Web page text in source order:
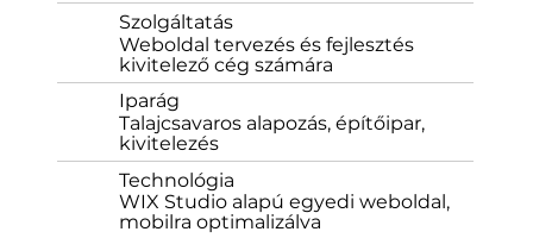
Szolgáltatás
Weboldal tervezés és fejlesztés
kivitelező cég számára
Iparág
Talajcsavaros alapozás, építőipar,
kivitelezés
Technológia
WIX Studio alapú egyedi weboldal,
mobilra optimalizálva